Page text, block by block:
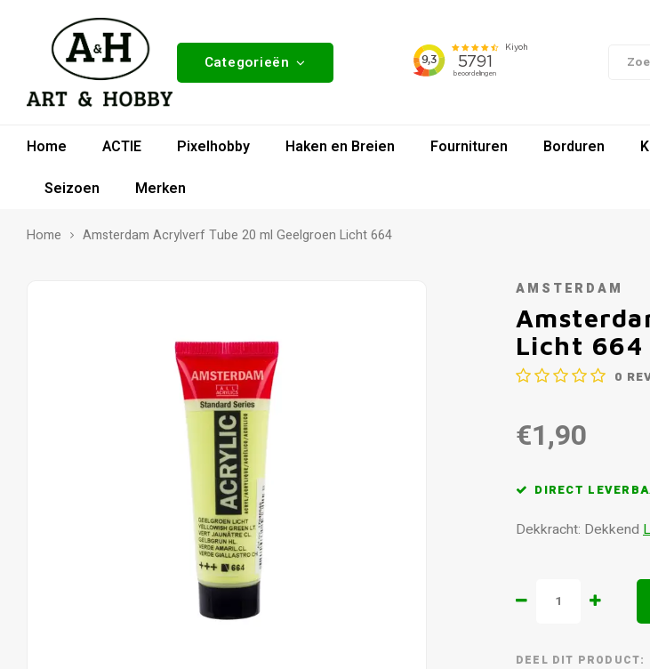
Categorieën
Home ACTIE Pixelhobby Haken en Breien Fournituren Borduren
Seizoen
Merken
Home Amsterdam Acrylverf Tube 20 ml Geelgroen Licht 664
AMSTERDAM
Licht 664
0
€1,90
DIRECT
Dekkracht: Dekkend
DEEL DIT PRODUCT: